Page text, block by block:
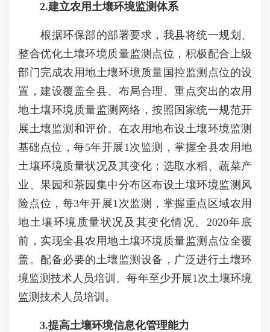
2.建立农用土壤环境监测体系
根据环保部的部署要求，我县将统一规划、
整合优化土壤环境质量监测点位，积极配合上级
部门完成农用地土壤环境质量国控监测点位的设
置，建设覆盖全县、布局合理、重点突出的农用
地土壤环境质量监测网络，按照国家统一规范开
展土壤监测和评价。在农用地布设土壤环境监测
基础点位，每5年开展1次监测，掌握全县农用地
土壤环境质量状况及其变化；选取水稻、蔬菜产
业、果园和茶园集中分布区布设土壤环境监测风
险点位，每3年开展1次监测，掌握重点区域农用
地土壤环境质量状况及其变化情况。2020年底
前，实现全县农用地土壤环境质量监测点位全覆
盖。配备必要的土壤监测设备，广泛进行土壤环
境监测技术人员培训。每年至少开展1次土壤环境
监测技术人员培训。
3.提高土壤环境信息化管理能力